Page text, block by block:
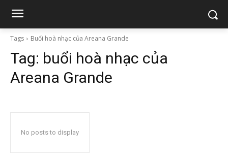
Tags Buổi hoà nhạc của Areana Grande
Tag: buổi hoà nhạc của
Areana Grande
No posts to display